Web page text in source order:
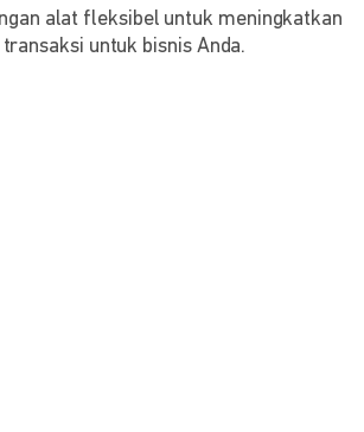
alat fleksibel untuk meningkatkan
untuk bisnis Anda.